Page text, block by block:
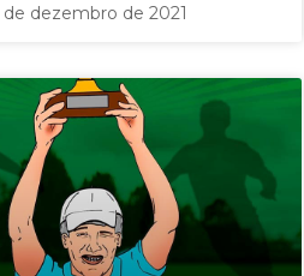
de dezembro de 2021